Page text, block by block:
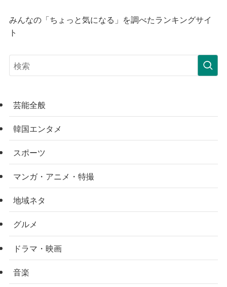
みんなの「ちょっと気になる」を調べたランキングサイ
ト
芸能全般
韓国エンタメ
スポーツ
マンガ・アニメ・特撮
地域ネタ
グルメ
ドラマ・映画
音楽